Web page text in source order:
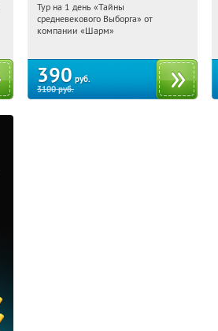
11:44:01
Достоевская
Тур на 1 день «Тайны
средневекового Выборга» от
компании «Шарм»
390 руб.
3100руб.